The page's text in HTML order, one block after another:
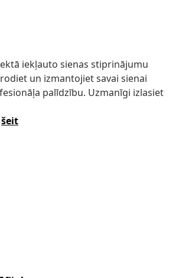
iekļauto sienas stiprinājumu
un izmantojiet savai sienai
palīdzību. Uzmanīgi izlasiet
šeit